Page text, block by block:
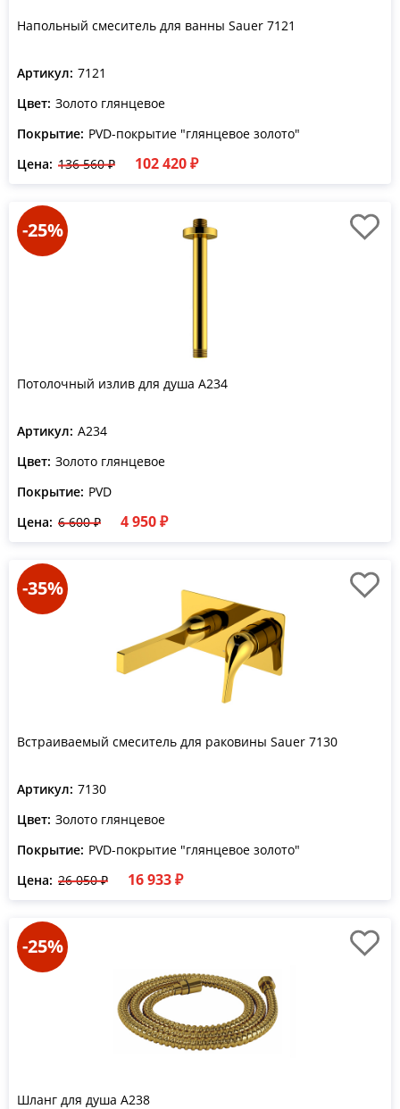
Напольный смеситель для ванны Sauer 7121
Артикул: 7121
Цвет: Золото глянцевое
Покрытие: PVD-покрытие "глянцевое золото"
Цена: 136 560 ₽ 102 420 ₽
-25%
Потолочный излив для душа A234
Артикул: A234
Цвет: Золото глянцевое
Покрытие: PVD
Цена: 6 600 ₽ 4 950 ₽
-35%
Встраиваемый смеситель для раковины Sauer 7130
Артикул: 7130
Цвет: Золото глянцевое
Покрытие: PVD-покрытие "глянцевое золото"
Цена: 26 050 ₽ 16 933 ₽
-25%
Шланг для душа A238